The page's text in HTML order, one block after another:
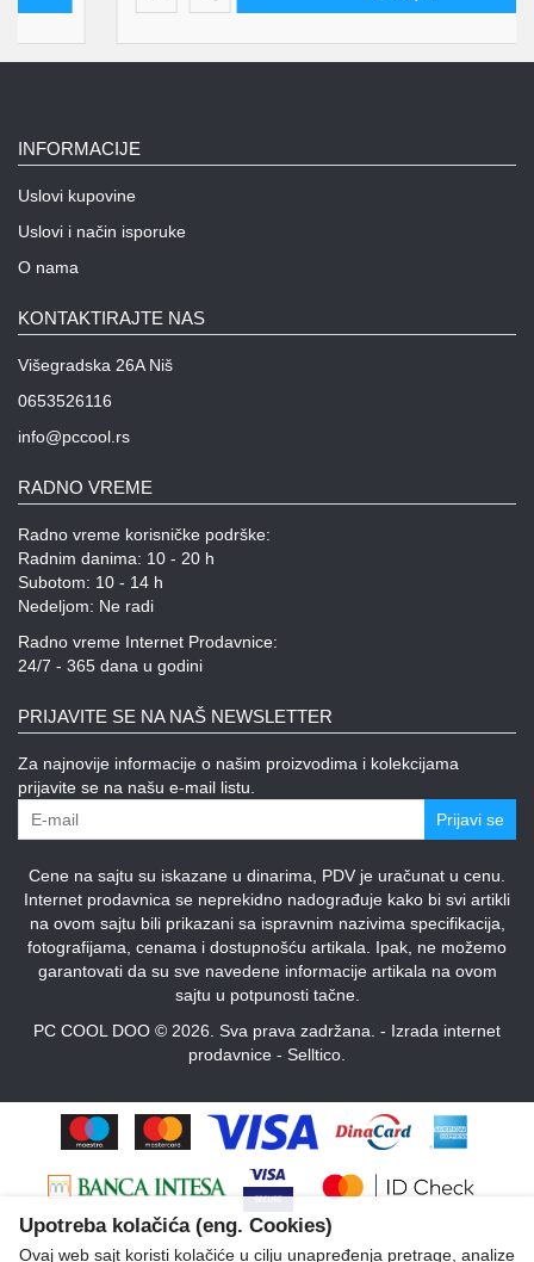
INFORMACIJE
Uslovi kupovine
Uslovi i način isporuke
O nama
KONTAKTIRAJTE NAS
Višegradska 26A Niš
0653526116
info@pccool.rs
RADNO VREME
Radno vreme korisničke podrške:
Radnim danima: 10 - 20 h
Subotom: 10 - 14 h
Nedeljom: Ne radi
Radno vreme Internet Prodavnice:
24/7 - 365 dana u godini
PRIJAVITE SE NA NAŠ NEWSLETTER
Za najnovije informacije o našim proizvodima i kolekcijama
prijavite se na našu e-mail listu.
Prijavi se
Cene na sajtu su iskazane u dinarima, PDV je uračunat u cenu.
Internet prodavnica se neprekidno nadograđuje kako bi svi artikli
na ovom sajtu bili prikazani sa ispravnim nazivima specifikacija,
fotografijama, cenama i dostupnošću artikala. Ipak, ne možemo
garantovati da su sve navedene informacije artikala na ovom
sajtu u potpunosti tačne.
PC COOL DOO © 2026. Sva prava zadržana. - Izrada internet
prodavnice - Selltico.
Upotreba kolačića (eng. Cookies)
Ovaj web sajt koristi kolačiće u cilju unapređenja pretrage, analize